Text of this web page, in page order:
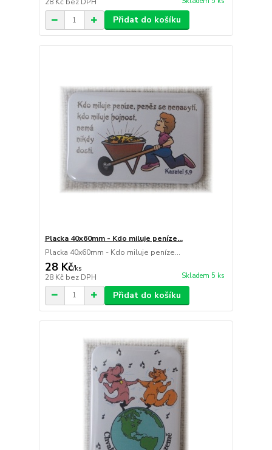
28 Kč bez DPH
Přidat do košíku
Placka 40x60mm - Kdo miluje peníze...
Placka 40x60mm - Kdo miluje peníze...
28 Kč/ks
28 Kč bez DPH Skladem 5 ks
Přidat do košíku